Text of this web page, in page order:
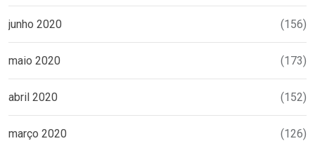
junho 2020 (156)
maio 2020 (173)
abril 2020 (152)
março 2020 (126)